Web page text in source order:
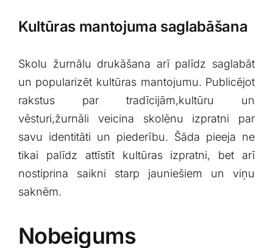
Kultūras mantojuma saglabāšana
Skolu ​žurnālu drukāšana arī palīdz saglabāt
un popularizēt ⁣kultūras mantojumu. Publicējot
rakstus par tradīcijām,kultūru ‍un
vēsturi,žurnāli veicina skolēnu ​izpratni ‌par
savu ​identitāti un piederību. Šāda ‌pieeja‍ ne
tikai palīdz attīstīt kultūras​ izpratni,‍ bet arī
nostiprina ‍saikni starp⁣ jauniešiem un viņu‍
saknēm.
Nobeigums